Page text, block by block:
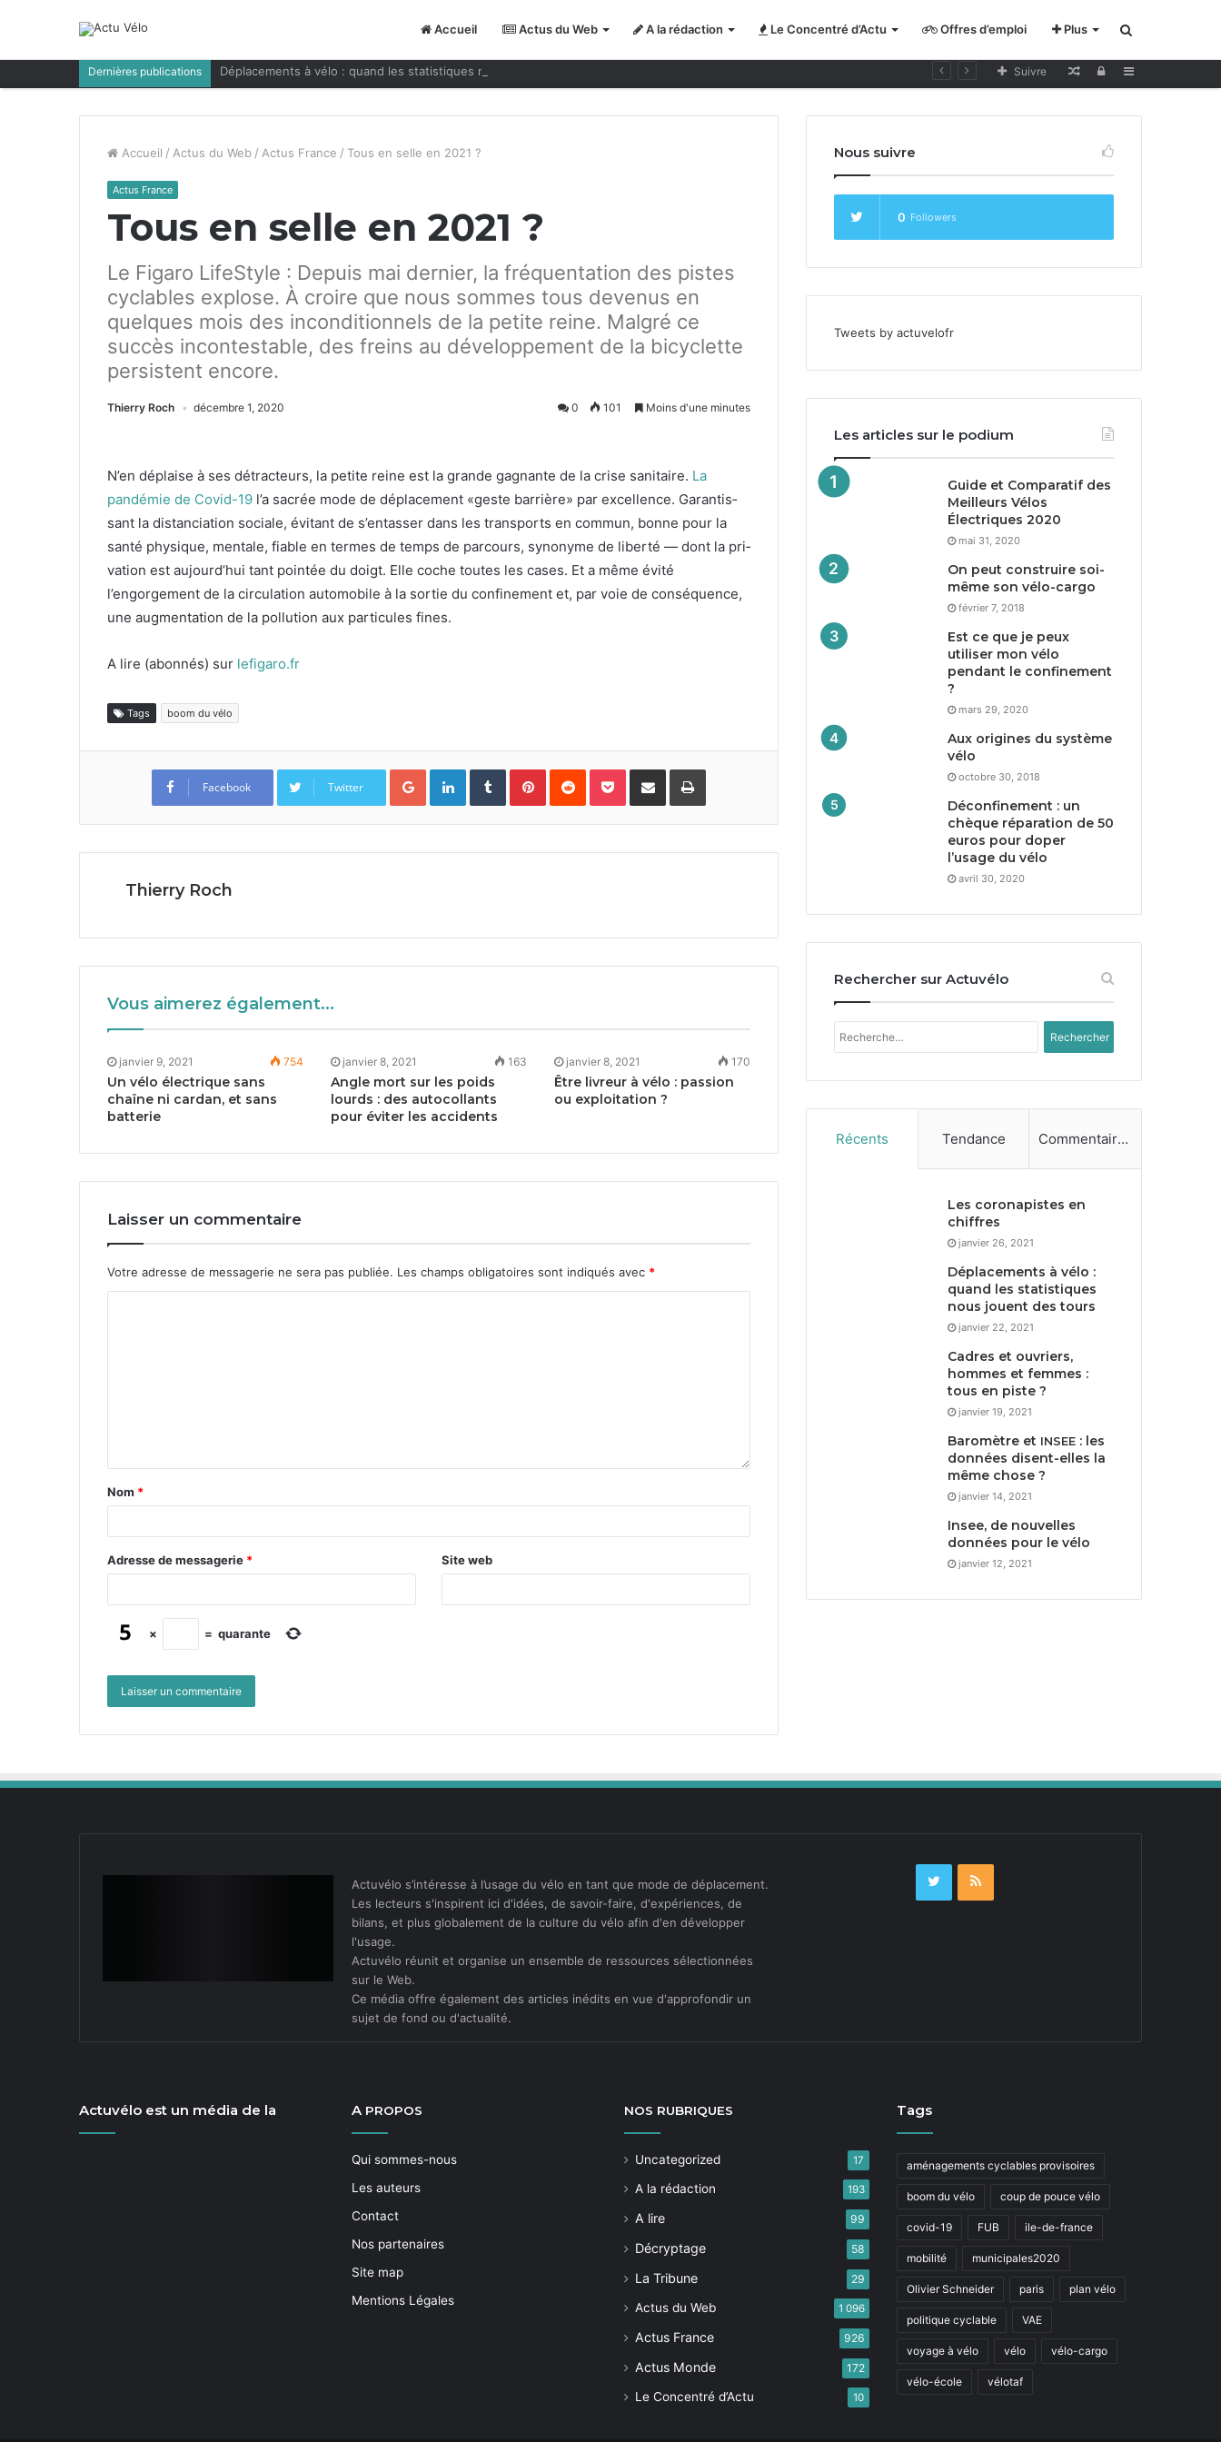
Accueil Actus du Web A la rédaction Le Concentré d’Actu Offres d’emploi Plus
Dernières publications Déplacements à vélo : quand les statistiques nous jouent des tours Sidebar
Se
Lecture
Suivre
Accueil / Actus du Web / Actus France / Tous en selle en 2021 ?
Actus France
Tous en selle en 2021 ?
Le Figaro LifeStyle : Depuis mai dernier, la fréquentation des pistes
cyclables explose. À croire que nous sommes tous devenus en
quelques mois des inconditionnels de la petite reine. Malgré ce
succès incontestable, des freins au développement de la bicyclette
persistent encore.
Thierry Roch décembre 1, 2020 0 101 Moins d'une minutes
N’en déplaise à ses détracteurs, la petite reine est la grande gag­nante de la crise san­i­taire. La
pandémie de Covid-19 l’a sacrée mode de déplace­ment «geste bar­rière» par excel­lence. Garan­tis­
sant la dis­tan­ci­a­tion sociale, évi­tant de s’entasser dans les trans­ports en com­mun, bonne pour la
san­té physique, men­tale, fiable en ter­mes de temps de par­cours, syn­onyme de lib­erté — dont la pri­
va­tion est aujourd’hui tant pointée du doigt. Elle coche toutes les cas­es. Et a même évité
l’engorgement de la cir­cu­la­tion auto­mo­bile à la sor­tie du con­fine­ment et, par voie de con­séquence,
une aug­men­ta­tion de la pol­lu­tion aux par­tic­ules fines.
A lire (abon­nés) sur lefigaro.fr
Tags boom du vélo
Facebook Twitter
Google+LinkedInTumblr PinterestReddit Pocket Partager par courriel
Thierry Roch
Vous aimerez également...
janvier 9, 2021 754
Un vélo électrique sans
chaîne ni cardan, et sans
batterie
janvier 8, 2021 163
Angle mort sur les poids
lourds : des autocollants
pour éviter les accidents
janvier 8, 2021 170
Être livreur à vélo : passion
ou exploitation ?
Laisser un commentaire
Votre adresse de messagerie ne sera pas publiée. Les champs obligatoires sont indiqués avec *
Nom *
Adresse de messagerie * Site web
× = quarante
Nous suivre
0 Followers
Tweets by actuvelofr
Les articles sur le podium
Guide et Comparatif des
Meilleurs Vélos
Électriques2020
mai 31, 2020
On peut construire soi-
même son vélo-cargo
février 7, 2018
Est ce que je peux
utiliser mon vélo
pendant le confinement
?
mars 29, 2020
Aux origines du système
vélo
octobre 30, 2018
Déconfinement : un
chèque réparation de50
euros pour doper
l’usage du vélo
avril 30, 2020
Rechercher sur Actuvélo
Rechercher :
Récents Tendance Commentaires
Les coronapistes en
chiffres
janvier 26, 2021
Déplacements à vélo :
quand les statistiques
nous jouent des tours
janvier 22, 2021
Cadres et ouvriers,
hommes et femmes :
tous en piste ?
janvier 19, 2021
Baromètre et INSEE : les
données disent-elles la
même chose ?
janvier 14, 2021
Insee, de nouvelles
données pour le vélo
janvier 12, 2021
Actuvélo s’intéresse à l’usage du vélo en tant que mode de déplacement.
Les lecteurs s'inspirent ici d'idées, de savoir-faire, d'expériences, de
bilans, et plus globalement de la culture du vélo afin d'en développer
l'usage.
Actuvélo réunit et organise un ensemble de ressources sélectionnées
sur le Web.
Ce média offre également des articles inédits en vue d'approfondir un
sujet de fond ou d'actualité.
Actuvélo est un média de la A PROPOS
Qui sommes-nous
Les auteurs
Contact
Nos partenaires
Site map
Mentions Légales
NOS RUBRIQUES
Uncategorized 17
A la rédaction 193
A lire 99
Décryptage 58
La Tribune 29
Actus du Web 1 096
Actus France 926
Actus Monde 172
Le Concentré d’Actu 10
Tags
aménagements cyclables provisoires
boom du vélo coup de pouce vélo
covid-19 FUB ile-de-france
mobilité municipales2020
Olivier Schneider paris plan vélo
politique cyclable VAE
voyage à vélo vélo vélo-cargo
vélo-école vélotaf